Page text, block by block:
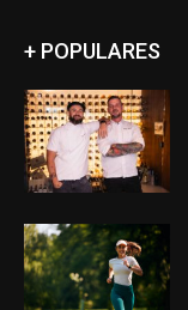
+ POPULARES